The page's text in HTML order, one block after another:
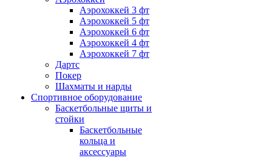
Аэрохоккей 3 фт
Аэрохоккей 5 фт
Аэрохоккей 6 фт
Аэрохоккей 4 фт
Аэрохоккей 7 фт
Дартс
Покер
Шахматы и нарды
Спортивное оборудование
Баскетбольные щиты и
стойки
Баскетбольные
кольца и
аксессуары